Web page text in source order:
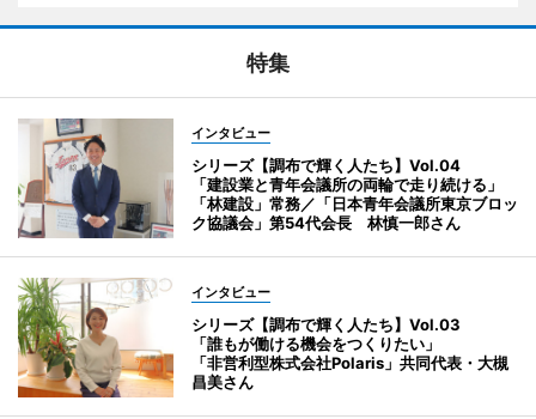
特集
インタビュー
シリーズ【調布で輝く人たち】Vol.04
「建設業と青年会議所の両輪で走り続ける」
「林建設」常務／「日本青年会議所東京ブロッ
ク協議会」第54代会長 林慎一郎さん
インタビュー
シリーズ【調布で輝く人たち】Vol.03
「誰もが働ける機会をつくりたい」
「非営利型株式会社Polaris」共同代表・大槻
昌美さん